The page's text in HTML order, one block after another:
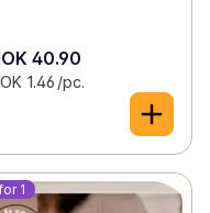
40.90
1.46 /pc.
1